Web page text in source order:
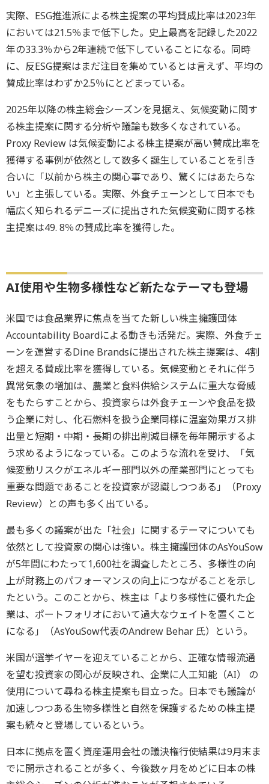
実際、ESG推進派による株主提案の平均賛成比率は2023年
においては21.5％まで低下した。史上最高を記録した2022
年の33.3％から2年連続で低下していることになる。同時
に、反ESG提案はまだ注目を集めているとは言えず、平均の
賛成比率はわずか2.5％にとどまっている。
2025年以降の株主総会シーズンを見据え、気候変動に関す
る株主提案に関する分析や議論も数多くなされている。
Proxy Review は気候変動による株主提案が高い賛成比率を
獲得する事例が依然として数多く誕生していることを引き
合いに「以前から株主の関心事であり、驚くにはあたらな
い」と主張している。実際、外食チェーンとして日本でも
幅広く知られるデニーズに提出された気候変動に関する株
主提案は49. 8％の賛成比率を獲得した。
AI使用や生物多様性など新たなテーマも登場
米国では食品業界に焦点を当てた新しい株主擁護団体
Accountability Boardによる動きも活発だ。実際、外食チェ
ーンを運営するDine Brandsに提出された株主提案は、4割
を超える賛成比率を獲得している。気候変動とそれに伴う
異常気象の増加は、農業と食料供給システムに重大な脅威
をもたらすことから、投資家らは外食チェーンや食品を扱
う企業に対し、化石燃料を扱う企業同様に温室効果ガス排
出量と短期・中期・長期の排出削減目標を毎年開示するよ
う求めるようになっている。このような流れを受け、「気
候変動リスクがエネルギー部門以外の産業部門にとっても
重要な問題であることを投資家が認識しつつある」（Proxy
Review）との声も多く出ている。
最も多くの議案が出た「社会」に関するテーマについても
依然として投資家の関心は強い。株主擁護団体のAsYouSow
が5年間にわたって1,600社を調査したところ、多様性の向
上が財務上のパフォーマンスの向上につながることを示し
たという。このことから、株主は「より多様性に優れた企
業は、ポートフォリオにおいて過大なウェイトを置くこと
になる」（AsYouSow代表のAndrew Behar 氏）という。
米国が選挙イヤーを迎えていることから、正確な情報流通
を望む投資家の関心が反映され、企業に人工知能（AI） の
使用について尋ねる株主提案も目立った。日本でも議論が
加速しつつある生物多様性と自然を保護するための株主提
案も続々と登場しているという。
日本に拠点を置く資産運用会社の議決権行使結果は9月末ま
でに開示されることが多く、今後数ヶ月をめどに日本の株